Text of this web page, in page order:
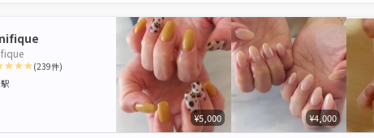
3
(239件)
¥5,000 ¥4,000